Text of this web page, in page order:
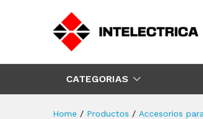
CATEGORIAS
Home / Productos / Accesorios